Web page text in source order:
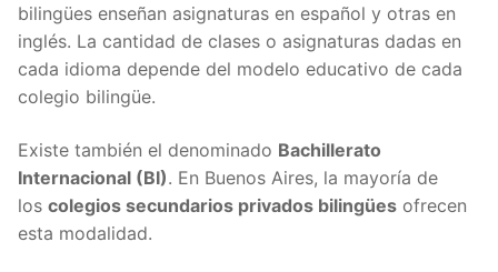
bilingües enseñan asignaturas en español y otras en
inglés. La cantidad de clases o asignaturas dadas en
cada idioma depende del modelo educativo de cada
colegio bilingüe.
Existe también el denominado Bachillerato
Internacional (BI). En Buenos Aires, la mayoría de
los colegios secundarios privados bilingües ofrecen
esta modalidad.